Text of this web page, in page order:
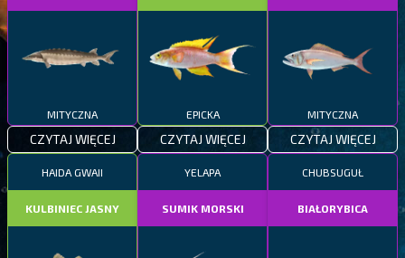
MITYCZNA
CZYTAJ WIĘCEJ
EPICKA
CZYTAJ WIĘCEJ
MITYCZNA
CZYTAJ WIĘCEJ
HAIDA GWAII
KULBINIEC JASNY
YELAPA
SUMIK MORSKI
CHUBSUGUŁ
BIAŁORYBICA